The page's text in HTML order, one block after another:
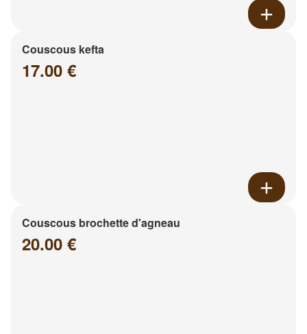
Couscous kefta
17.00 €
Couscous brochette d'agneau
20.00 €